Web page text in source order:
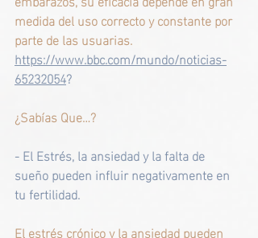
medida del uso correcto y constante por
parte de las usuarias.
https://www.bbc.com/mundo/noticias-
65232054?
¿Sabías Que…?
- El Estrés, la ansiedad y la falta de
sueño pueden influir negativamente en
tu fertilidad.
El estrés crónico y la ansiedad pueden